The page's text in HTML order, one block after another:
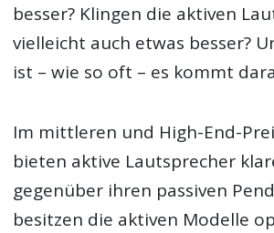
besser? Klingen die aktiven
vielleicht auch etwas besser?
ist – wie so oft – es kommt
Im mittleren und High-End-
bieten aktive Lautsprecher
gegenüber ihren passiven
besitzen die aktiven Modelle